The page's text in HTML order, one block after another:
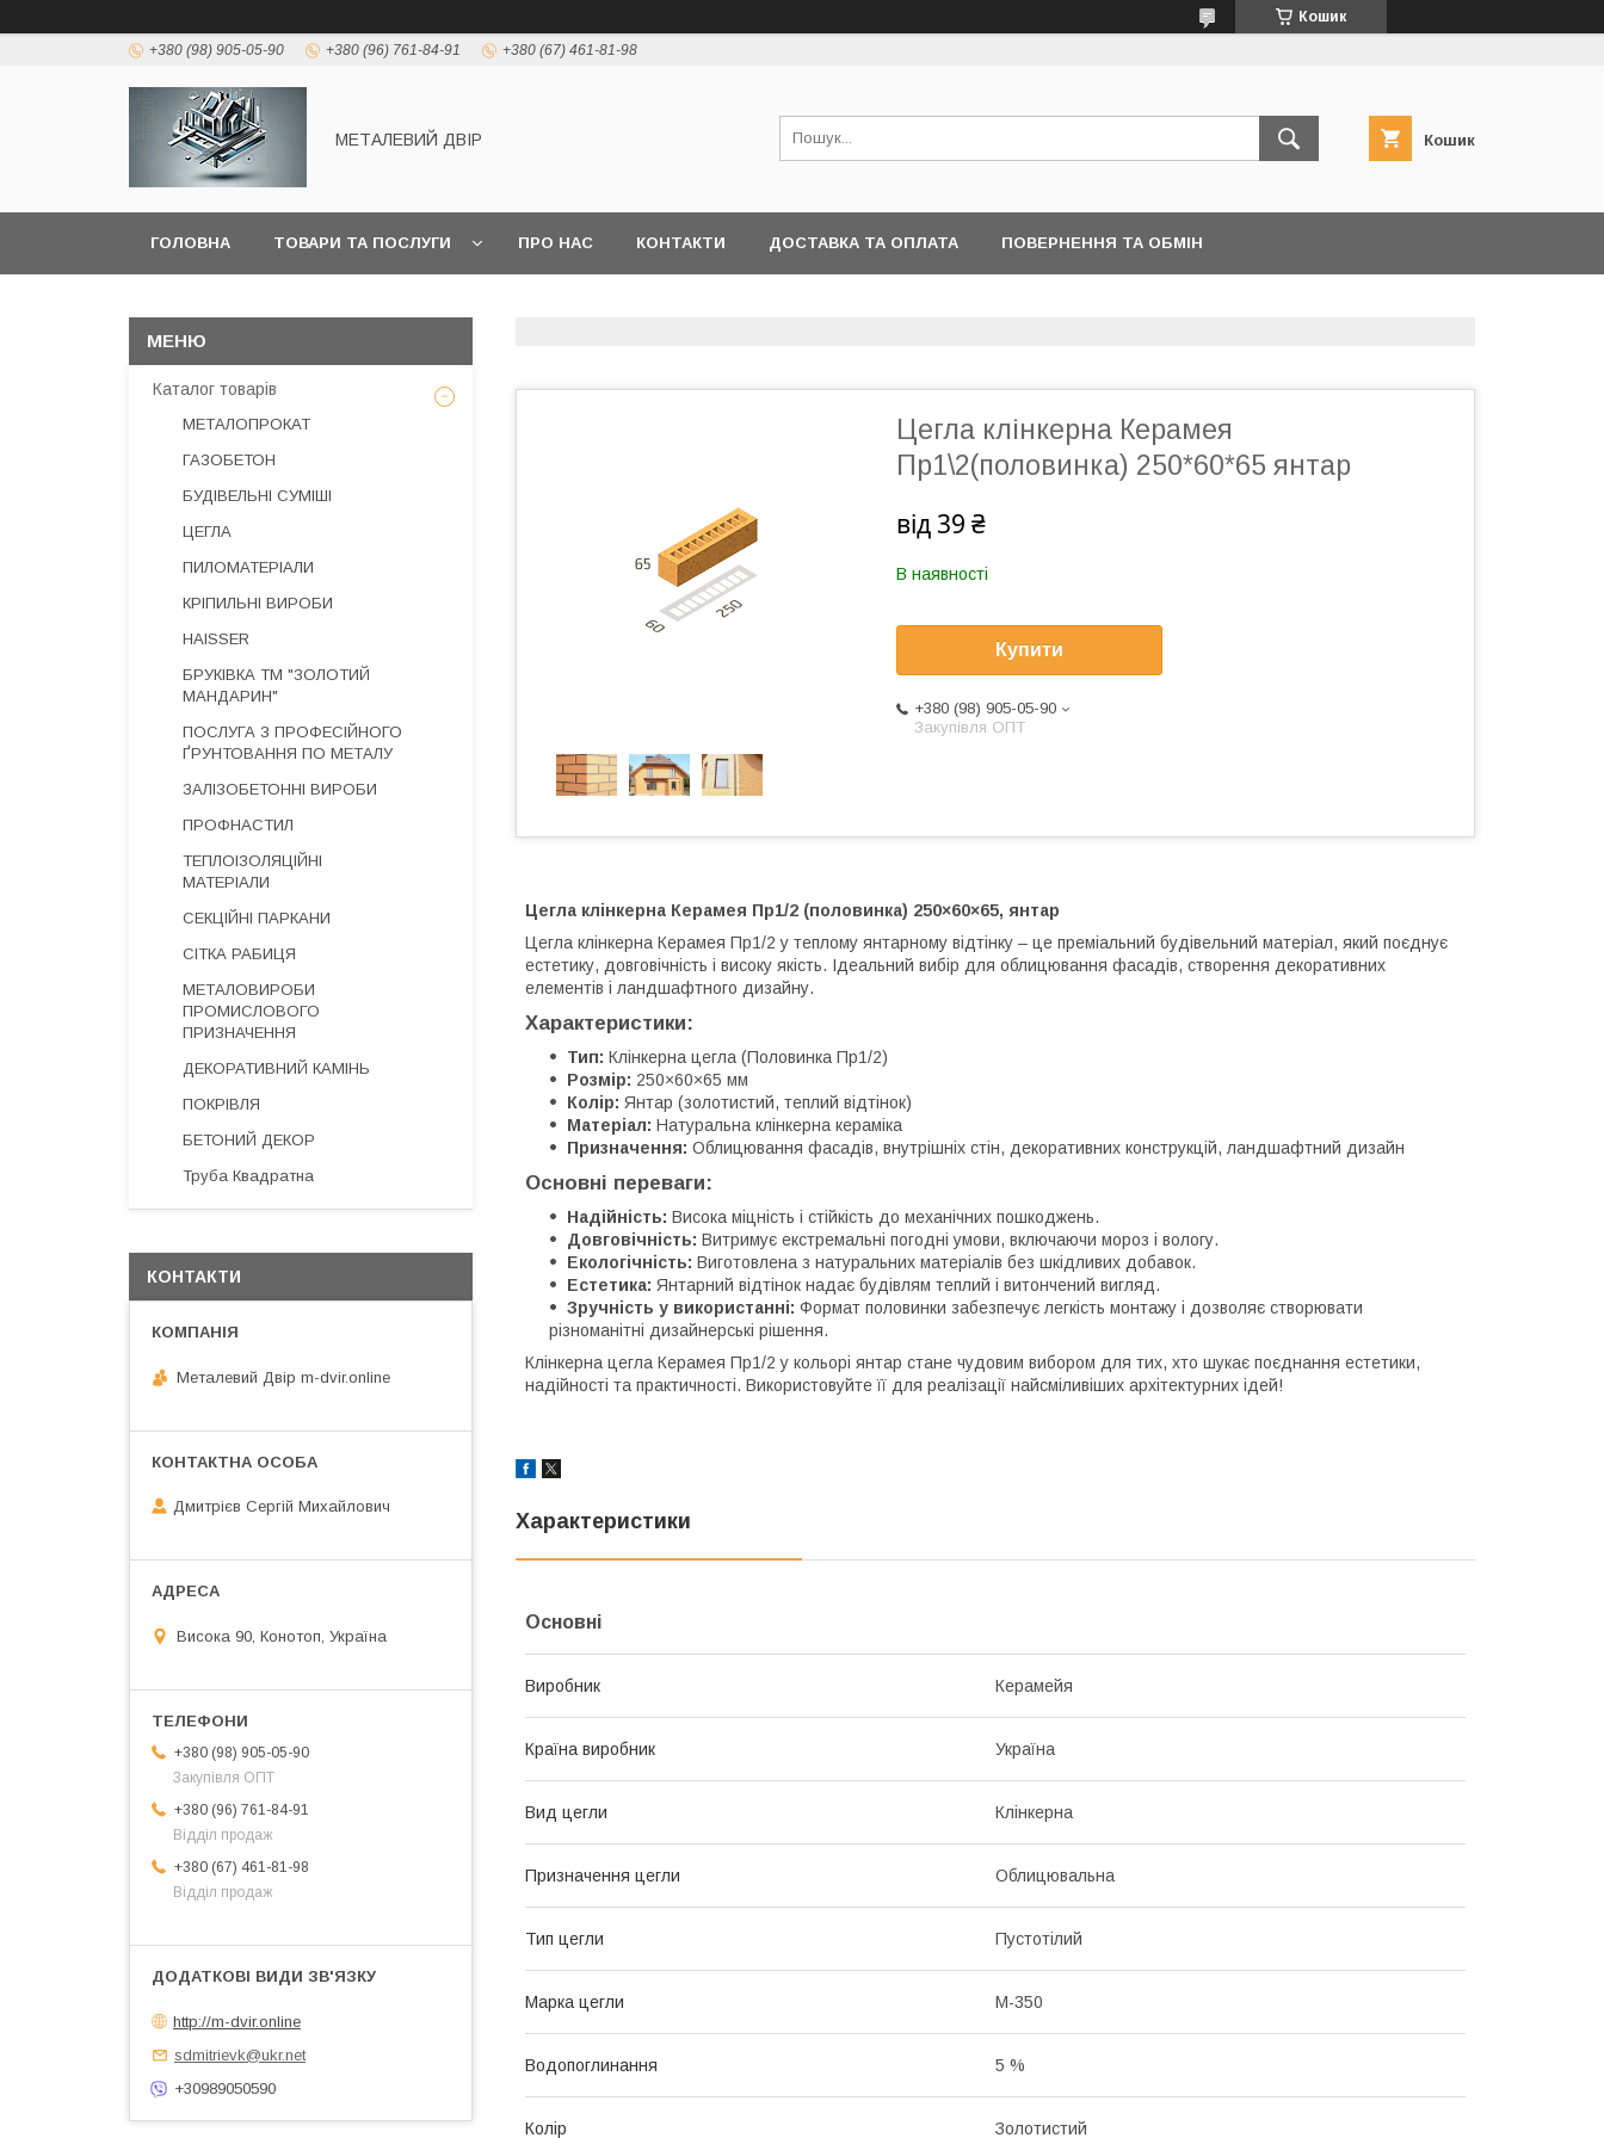
Кошик
+380 (98) 905-05-90 +380 (96) 761-84-91 +380 (67) 461-81-98
МЕТАЛЕВИЙ ДВІР Кошик
ГОЛОВНА ТОВАРИ ТА ПОСЛУГИ ПРО НАС КОНТАКТИ ДОСТАВКА ТА ОПЛАТА ПОВЕРНЕННЯ ТА ОБМІН
Цегла клінкерна Керамея
Пр1\2(половинка) 250*60*65 янтар
від 39 ₴
В наявності
Купити
+380 (98) 905-05-90
Закупівля ОПТ
Цегла клінкерна Керамея Пр1/2 (половинка) 250×60×65, янтар
Цегла клінкерна Керамея Пр1/2 у теплому янтарному відтінку – це преміальний будівельний матеріал, який поєднує
естетику, довговічність і високу якість. Ідеальний вибір для облицювання фасадів, створення декоративних
елементів і ландшафтного дизайну.
Характеристики:
Тип: Клінкерна цегла (Половинка Пр1/2)
Розмір: 250×60×65 мм
Колір: Янтар (золотистий, теплий відтінок)
Матеріал: Натуральна клінкерна кераміка
Призначення: Облицювання фасадів, внутрішніх стін, декоративних конструкцій, ландшафтний дизайн
Основні переваги:
Надійність: Висока міцність і стійкість до механічних пошкоджень.
Довговічність: Витримує екстремальні погодні умови, включаючи мороз і вологу.
Екологічність: Виготовлена з натуральних матеріалів без шкідливих добавок.
Естетика: Янтарний відтінок надає будівлям теплий і витончений вигляд.
Зручність у використанні: Формат половинки забезпечує легкість монтажу і дозволяє створювати
різноманітні дизайнерські рішення.
Клінкерна цегла Керамея Пр1/2 у кольорі янтар стане чудовим вибором для тих, хто шукає поєднання естетики,
надійності та практичності. Використовуйте її для реалізації найсміливіших архітектурних ідей!
Характеристики
Основні
Виробник Керамейя
Країна виробник Україна
Вид цегли Клінкерна
Призначення цегли Облицювальна
Тип цегли Пустотілий
Марка цегли М-350
Водопоглинання 5 %
Колір Золотистий
Каталог товарів
МЕТАЛОПРОКАТ
ГАЗОБЕТОН
БУДІВЕЛЬНІ СУМІШІ
ЦЕГЛА
ПИЛОМАТЕРІАЛИ
КРІПИЛЬНІ ВИРОБИ
HAISSER
БРУКІВКА ТМ "ЗОЛОТИЙ
МАНДАРИН"
ПОСЛУГА З ПРОФЕСІЙНОГО
ҐРУНТОВАННЯ ПО МЕТАЛУ
ЗАЛІЗОБЕТОННІ ВИРОБИ
ПРОФНАСТИЛ
ТЕПЛОІЗОЛЯЦІЙНІ
МАТЕРІАЛИ
СЕКЦІЙНІ ПАРКАНИ
СІТКА РАБИЦЯ
МЕТАЛОВИРОБИ
ПРОМИСЛОВОГО
ПРИЗНАЧЕННЯ
ДЕКОРАТИВНИЙ КАМІНЬ
ПОКРІВЛЯ
БЕТОНИЙ ДЕКОР
Труба Квадратна
КОНТАКТИ
Металевий Двір m-dvir.online
Дмитрієв Сергій Михайлович
Висока 90, Конотоп, Україна
+380 (98) 905-05-90
Закупівля ОПТ
+380 (96) 761-84-91
Відділ продаж
+380 (67) 461-81-98
Відділ продаж
http://m-dvir.online
sdmitrievk@ukr.net
+30989050590